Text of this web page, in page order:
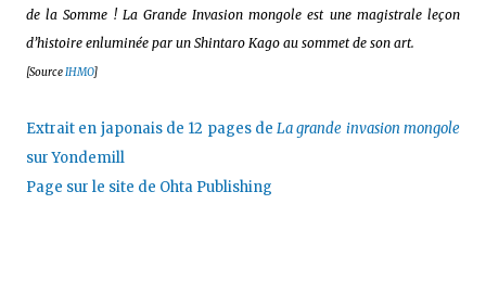
de la Somme ! La Grande Invasion mongole est une magistrale leçon
d’histoire enluminée par un Shintaro Kago au sommet de son art.
[SourceIHMO]
Extrait en japonais de 12 pages deLa grande invasion mongole
sur Yondemill
Page sur le site de Ohta Publishing